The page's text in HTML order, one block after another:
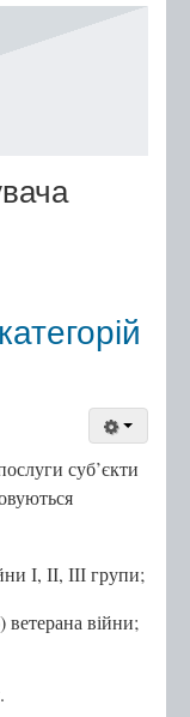
послуг
суб’єкти
І, ІІ, ІІІ групи;
ветерана війни;